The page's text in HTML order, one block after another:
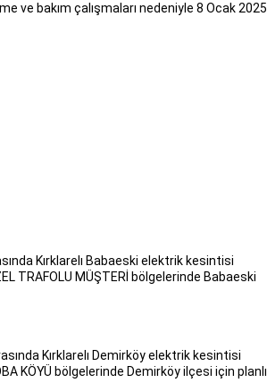
ve bakım çalışmaları nedeniyle 8 Ocak 2025
Kırklarelı Babaeski elektrik kesintisi
TRAFOLU MÜŞTERİ bölgelerinde Babaeski
Kırklarelı Demirköy elektrik kesintisi
KÖYÜ bölgelerinde Demirköy ilçesi için planlı